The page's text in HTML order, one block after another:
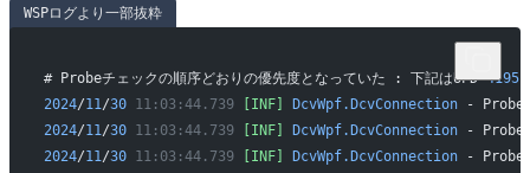
WSPログより一部抜粋
# Probeチェックの順序どおりの優先度となっていた : 下記はUPD 4195
2024/11/30 11:03:44.739 [INF] DcvWpf.DcvConnection - Probe
2024/11/30 11:03:44.739 [INF] DcvWpf.DcvConnection - Probe
2024/11/30 11:03:44.739 [INF] DcvWpf.DcvConnection - Probe